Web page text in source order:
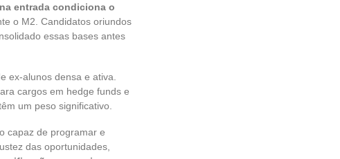
entrada condiciona o
o M2. Candidatos oriundos
essas bases antes
ex-alunos densa e ativa.
cargos em hedge funds e
um peso significativo.
capaz de programar e
das oportunidades,